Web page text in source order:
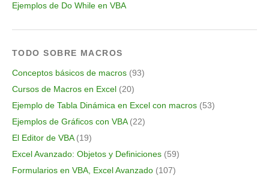
Ejemplos de Do While en VBA
TODO SOBRE MACROS
Conceptos básicos de macros (93)
Cursos de Macros en Excel (20)
Ejemplo de Tabla Dinámica en Excel con macros (53)
Ejemplos de Gráficos con VBA(22)
El Editor de VBA(19)
Excel Avanzado: Objetos y Definiciones (59)
Formularios en VBA, Excel Avanzado (107)